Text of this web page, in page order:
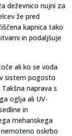
deževnico nujni za
že pred
kapnica tako
in podaljšuje
ali ko se voda
sistem pogosto
Takšna naprava s
oglja ali UV-
in
mehanskega
oskrbo